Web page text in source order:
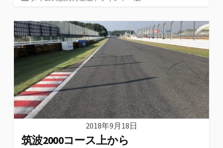
ゴ
リ
ー
2018年9月18日
筑波2000コース上から